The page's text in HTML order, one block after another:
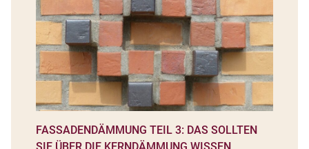
FASSADENDÄMMUNG TEIL 3: DAS SOLLTEN
SIE ÜBER DIE KERNDÄMMUNG WISSEN